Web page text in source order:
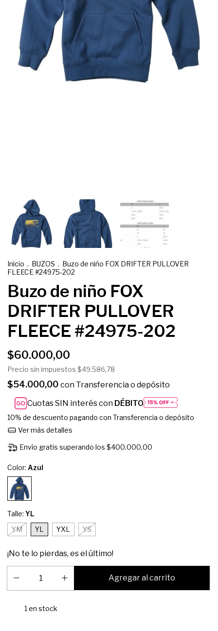
Inicio . BUZOS . Buzo de niño FOX DRIFTER PULLOVER
FLEECE #24975-202
Buzo de niño FOX
DRIFTER PULLOVER
FLEECE #24975-202
$60.000,00
Precio sin impuestos $49.586,78
$54.000,00 con Transferencia o depósito
Cuotas SIN interés con DÉBITO
10% de descuento pagando con Transferencia o depósito
Ver más detalles
Envío gratis superando los$400.000,00
Color: Azul
Talle: YL
YM
YL YXL YS
¡No te lo pierdas, es el último!
1 en stock